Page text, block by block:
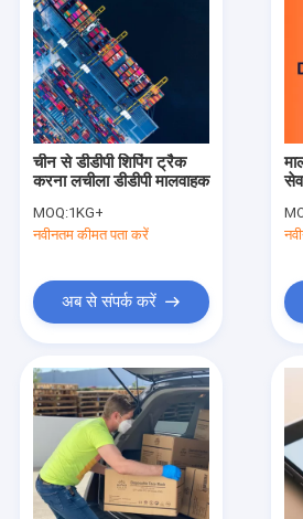
उत्पाद
वीडियो
हमारे बारे में
चीन से डीडीपी शिपिंग ट्रैक
करना लचीला डीडीपी मालवाहक
MOQ:1KG+
नवीनतम कीमत पता करें
अब से संपर्क करें